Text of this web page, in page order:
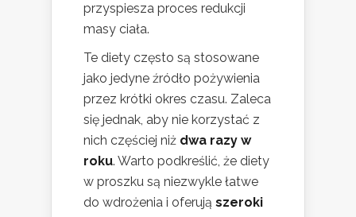
przyspiesza proces redukcji
masy ciała.
Te diety często są stosowane
jako jedyne źródło pożywienia
przez krótki okres czasu. Zaleca
się jednak, aby nie korzystać z
nich częściej niż dwa razy w
roku. Warto podkreślić, że diety
w proszku są niezwykle łatwe
do wdrożenia i oferują szeroki